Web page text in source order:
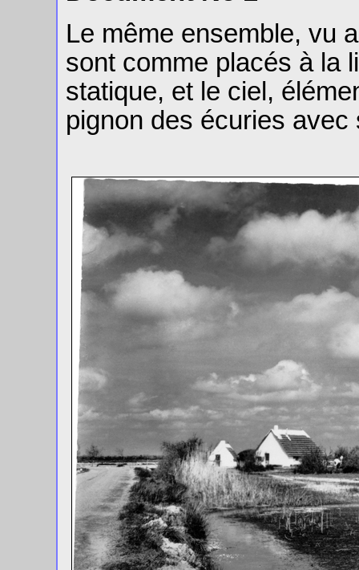
Le même ensemble, vu
sont comme placés à la
statique, et le ciel,
pignon des écuries avec